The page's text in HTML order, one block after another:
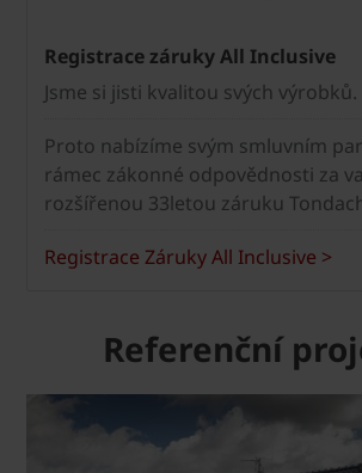
Registrace záruky All Inclusive
Jsme si jisti kvalitou svých výrobků.
Proto nabízíme svým smluvním
rámec zákonné odpovědnosti za
rozšířenou 33letou záruku
Registrace Záruky All Inclusive >
Referenční